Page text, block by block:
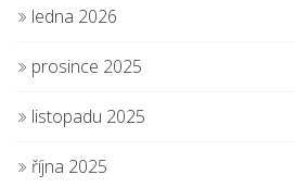
ledna 2026
prosince 2025
listopadu 2025
října 2025